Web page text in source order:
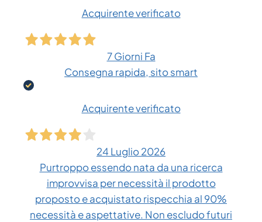
Acquirente verificato
7 Giorni Fa
Consegna rapida, sito smart
Acquirente verificato
24 Luglio 2026
Purtroppo essendo nata da una ricerca
improvvisa per necessità il prodotto
proposto e acquistato rispecchia al 90%
necessità e aspettative. Non escludo futuri